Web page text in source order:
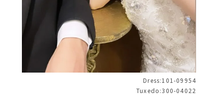
Dress:101-09954
Tuxedo:300-04022